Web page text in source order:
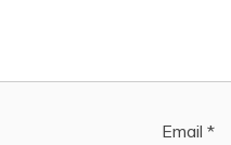
Email *